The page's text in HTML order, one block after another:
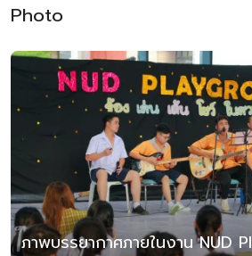
Photo
ภาพบรรยากาศภายในงาน NUD